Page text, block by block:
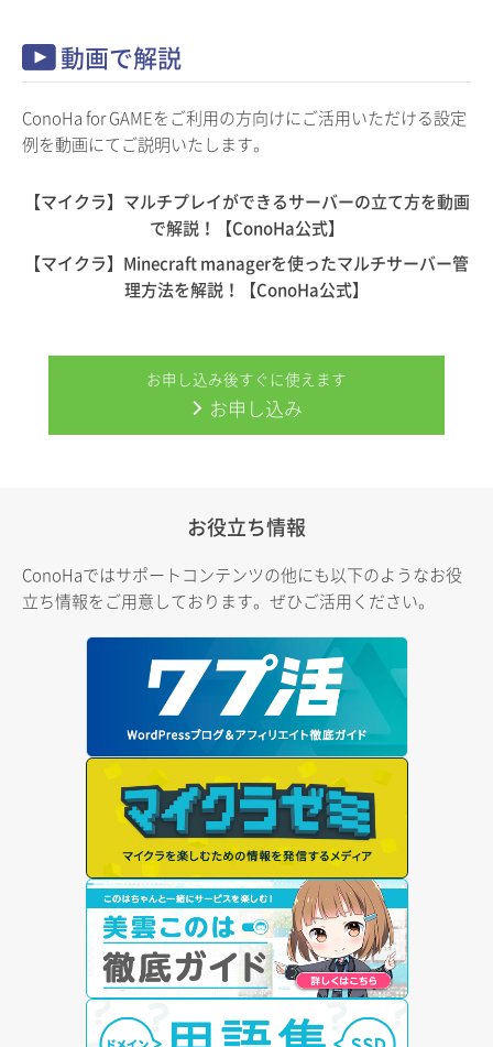
動画で解説
ConoHa for GAMEをご利用の方向けにご活用いただける設定
例を動画にてご説明いたします。
【マイクラ】マルチプレイができるサーバーの立て方を動画
で解説！【ConoHa公式】
【マイクラ】Minecraft managerを使ったマルチサーバー管
理方法を解説！【ConoHa公式】
お申し込み後すぐに使えます
お申し込み
お役立ち情報
ConoHaではサポートコンテンツの他にも以下のようなお役
立ち情報をご用意しております。ぜひご活用ください。